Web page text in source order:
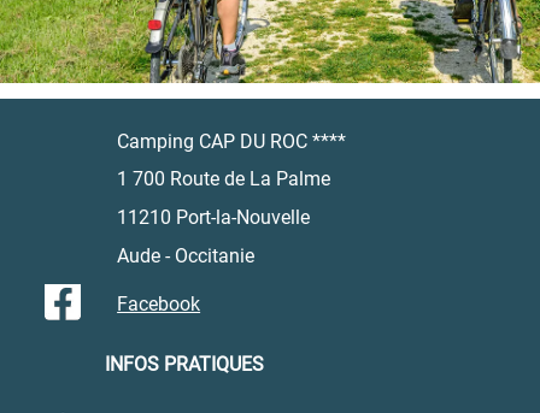
Camping CAP DU ROC ****
1 700 Route de La Palme
11210 Port-la-Nouvelle
Aude - Occitanie
Facebook
INFOS PRATIQUES